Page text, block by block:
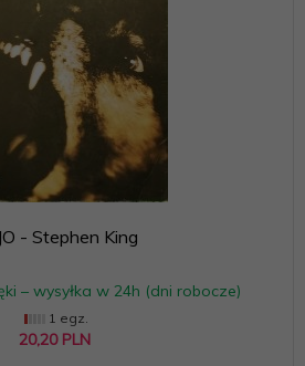
- Stephen King
– wysyłka w 24h (dni robocze)
1 egz.
20,20 PLN